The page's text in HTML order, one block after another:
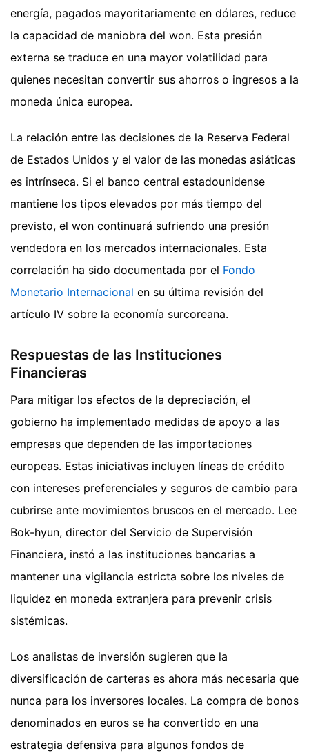
energía, pagados mayoritariamente en dólares, reduce
la capacidad de maniobra del won. Esta presión
externa se traduce en una mayor volatilidad para
quienes necesitan convertir sus ahorros o ingresos a la
moneda única europea.
La relación entre las decisiones de la Reserva Federal
de Estados Unidos y el valor de las monedas asiáticas
es intrínseca. Si el banco central estadounidense
mantiene los tipos elevados por más tiempo del
previsto, el won continuará sufriendo una presión
vendedora en los mercados internacionales. Esta
correlación ha sido documentada por el Fondo
Monetario Internacional en su última revisión del
artículo IV sobre la economía surcoreana.
Respuestas de las Instituciones
Financieras
Para mitigar los efectos de la depreciación, el
gobierno ha implementado medidas de apoyo a las
empresas que dependen de las importaciones
europeas. Estas iniciativas incluyen líneas de crédito
con intereses preferenciales y seguros de cambio para
cubrirse ante movimientos bruscos en el mercado. Lee
Bok-hyun, director del Servicio de Supervisión
Financiera, instó a las instituciones bancarias a
mantener una vigilancia estricta sobre los niveles de
liquidez en moneda extranjera para prevenir crisis
sistémicas.
Los analistas de inversión sugieren que la
diversificación de carteras es ahora más necesaria que
nunca para los inversores locales. La compra de bonos
denominados en euros se ha convertido en una
estrategia defensiva para algunos fondos de